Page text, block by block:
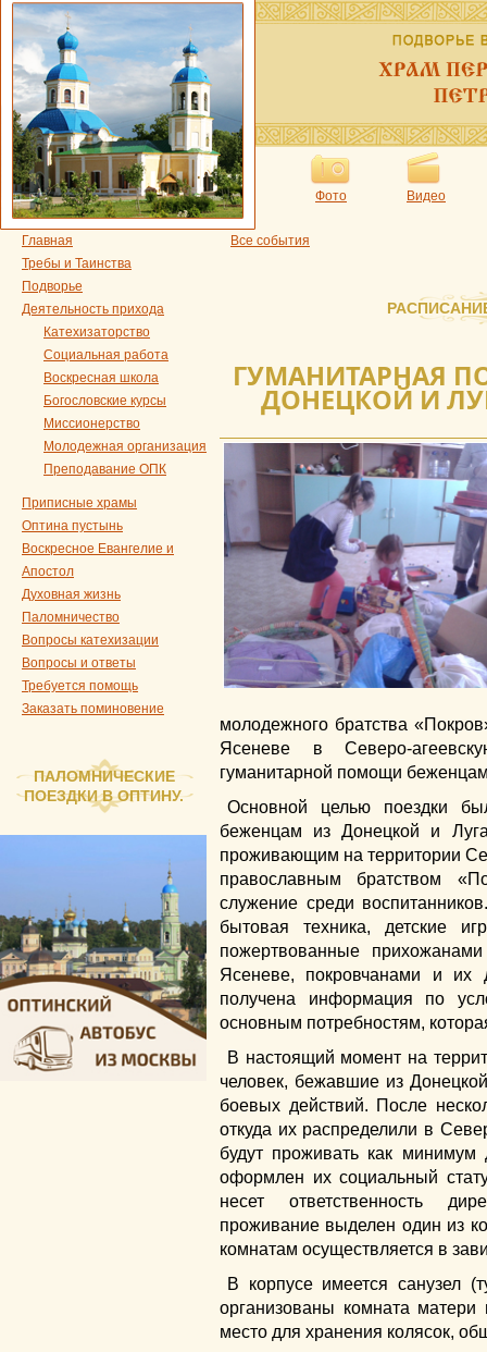
Фото Видео
Главная
Требы и Таинства
Подворье
Деятельность прихода
Катехизаторство
Социальная работа
Воскресная школа
Богословские курсы
Миссионерство
Молодежная организация
Преподавание ОПК
Приписные храмы
Оптина пустынь
Воскресное Евангелие и
Апостол
Духовная жизнь
Паломничество
Вопросы катехизации
Вопросы и ответы
Требуется помощь
Заказать поминовение
ПАЛОМНИЧЕСКИЕ
ПОЕЗДКИ В ОПТИНУ.
Все события
ГУМАНИТАРНАЯ
ДОНЕЦКОЙ И
молодежного братства
Ясеневе в Северо-
гуманитарной помощи
Основной целью поездки
беженцам из Донецкой и
проживающим на территории
православным братством
служение среди
бытовая техника, детские
пожертвованные
Ясеневе, покровчанами и их
получена информация по
основным потребностям,
В настоящий момент на
человек, бежавшие из
боевых действий. После
откуда их распределили в
будут проживать как
оформлен их социальный
несет ответственность
проживание выделен один из
комнатам осуществляется в
В корпусе имеется санузел
организованы комната матери
место для хранения колясок,